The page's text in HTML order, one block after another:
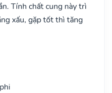
Tính chất cung này trì
xấu, gặp tốt thì tăng